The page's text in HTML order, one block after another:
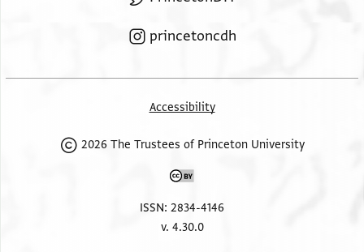
princetoncdh
Accessibility
2026 The Trustees of Princeton University
ISSN: 2834-4146
v. 4.30.0